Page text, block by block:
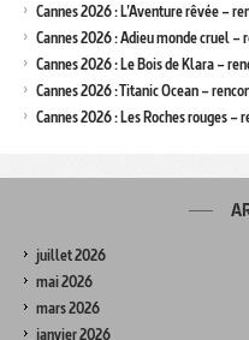
Cannes 2026 : L’Aventure rêvée –
Cannes 2026 : Adieu monde cruel –
Cannes 2026 : Le Bois de Klara –
Cannes 2026 : Titanic Ocean –
Cannes 2026 : Les Roches rouges
juillet 2026
mai 2026
mars 2026
janvier 2026